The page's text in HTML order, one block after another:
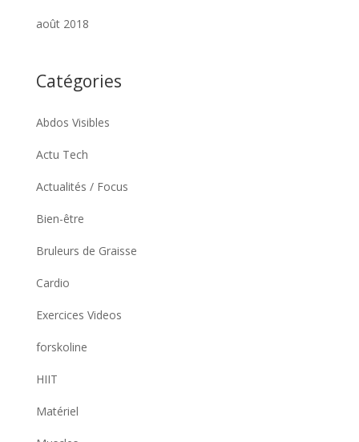
août 2018
Catégories
Abdos Visibles
Actu Tech
Actualités / Focus
Bien-être
Bruleurs de Graisse
Cardio
Exercices Videos
forskoline
HIIT
Matériel